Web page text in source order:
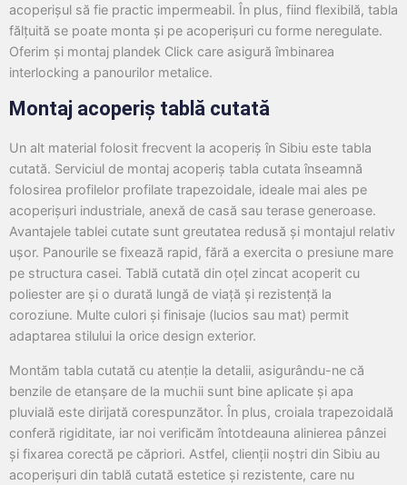
acoperișul să fie practic impermeabil. În plus, fiind flexibilă, tabla
fălțuită se poate monta și pe acoperișuri cu forme neregulate.
Oferim și montaj plandek Click care asigură îmbinarea
interlocking a panourilor metalice.
Montaj acoperiș tablă cutată
Un alt material folosit frecvent la acoperiș în Sibiu este tabla
cutată. Serviciul de montaj acoperiș tabla cutata înseamnă
folosirea profilelor profilate trapezoidale, ideale mai ales pe
acoperișuri industriale, anexă de casă sau terase generoase.
Avantajele tablei cutate sunt greutatea redusă și montajul relativ
ușor. Panourile se fixează rapid, fără a exercita o presiune mare
pe structura casei. Tablă cutată din oțel zincat acoperit cu
poliester are și o durată lungă de viață și rezistență la
coroziune. Multe culori și finisaje (lucios sau mat) permit
adaptarea stilului la orice design exterior.
Montăm tabla cutată cu atenție la detalii, asigurându-ne că
benzile de etanșare de la muchii sunt bine aplicate și apa
pluvială este dirijată corespunzător. În plus, croiala trapezoidală
conferă rigiditate, iar noi verificăm întotdeauna alinierea pânzei
și fixarea corectă pe căpriori. Astfel, clienții noștri din Sibiu au
acoperișuri din tablă cutată estetice și rezistente, care nu